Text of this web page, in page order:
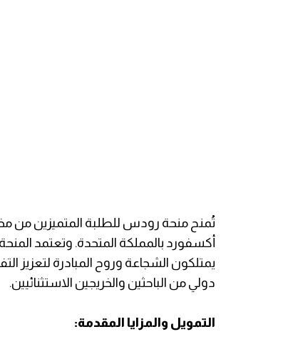
​تُمنح منحة رودس للطلبة المتميزين من
أكسفورد بالمملكة المتحدة. وتعتمد
يمتلكون الشجاعة وروح المبادرة
دولي من الباحثين والخريجين الاستثنائيين.
​التمويل والمزايا المقدمة: